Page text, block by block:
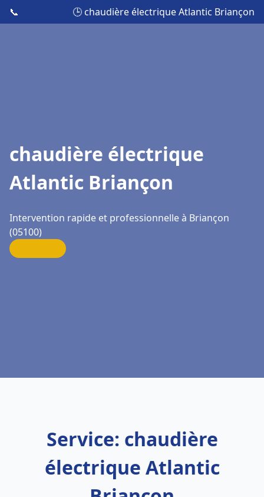
📞 🕒 chaudière électrique Atlantic Briançon
chaudière électrique
Atlantic Briançon
Intervention rapide et professionnelle à Briançon
(05100)
Service: chaudière
électrique Atlantic